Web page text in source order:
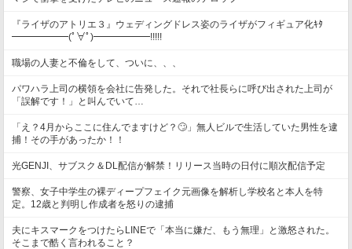
『ライザのアトリエ３』ウェディングドレス姿のライザがフィギュア化ｷﾀ
━━━━━━(ﾟ∀ﾟ)━━━━━━!!!!!
職場の人妻と不倫をして、ついに、、、
パワハラ上司の横領を会社に告発した。それで社長らに呼び出された上司が
「誤解です！」と叫んでいて…
「え？4月からここに住んでますけど？🙄」無人ビルで生活していた男性を逮
捕！その手があったか！！
光GENJI、サブスク＆DL配信が解禁！リリース当時の日付に順次配信予定
警察、女子中学生の裸ディープフェイク元画像を解析し学校名と本人を特
定。12歳と判明し作成者を怒りの逮捕
夫にキスマークをつけたらLINEで「本当に嫌だ、もう無理」と激怒された。
そこまで酷く言われること？